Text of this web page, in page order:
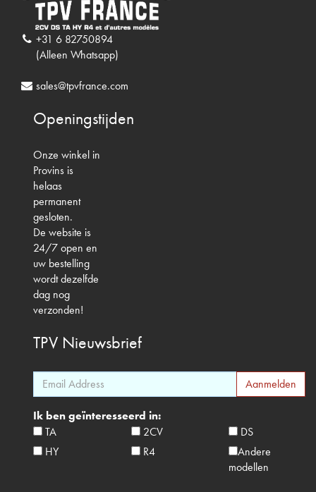
+31 6 82750894
(Alleen Whatsapp)
sales@tpvfrance.com
Openingstijden
Onze winkel in
Provins is
helaas
permanent
gesloten.
De website is
24/7 open en
uw bestelling
wordt dezelfde
dag nog
verzonden!
TPV Nieuwsbrief
Ik ben geïnteresseerd in:
TA
2CV
DS
HY
R4
Andere
modellen